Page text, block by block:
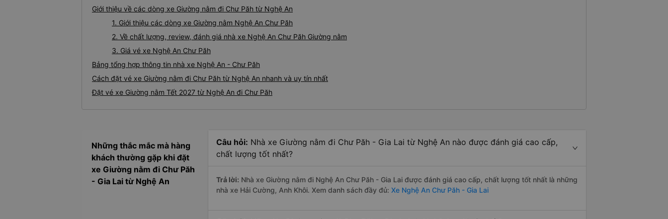
Giới thiệu về các dòng xe Giường nằm đi Chư Păh từ Nghệ An
1. Giới thiệu các dòng xe Giường nằm Nghệ An Chư Păh
2. Về chất lượng, review, đánh giá nhà xe Nghệ An Chư Păh Giường nằm
3. Giá vé xe Nghệ An Chư Păh
Bảng tổng hợp thông tin nhà xe Nghệ An - Chư Păh
Cách đặt vé xe Giường nằm đi Chư Păh từ Nghệ An nhanh và uy tín nhất
Đặt vé xe Giường nằm Tết 2027 từ Nghệ An đi Chư Păh
Những thắc mắc mà hàng
khách thường gặp khi đặt
xe Giường nằm đi Chư Păh
- Gia Lai từ Nghệ An
Câu hỏi: Nhà xe Giường nằm đi Chư Păh - Gia Lai từ Nghệ An nào được đánh giá cao cấp,
chất lượng tốt nhất?
Trả lời: Nhà xe Giường nằm đi Nghệ An Chư Păh - Gia Lai được đánh giá cao cấp, chất lượng tốt nhất là những
nhà xe Hải Cường, Anh Khôi. Xem danh sách đầy đủ: Xe Nghệ An Chư Păh - Gia Lai